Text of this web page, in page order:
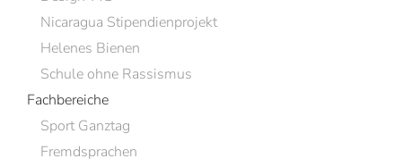
Nicaragua Stipendienprojekt
Helenes Bienen
Schule ohne Rassismus
Fachbereiche
Sport Ganztag
Fremdsprachen